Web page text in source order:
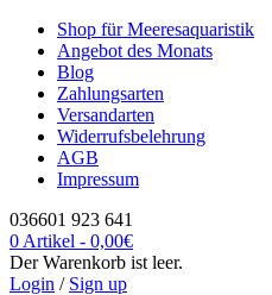
Shop für Meeresaquaristik
Angebot des Monats
Blog
Zahlungsarten
Versandarten
Widerrufsbelehrung
AGB
Impressum
036601 923 641
0 Artikel - 0,00€
Der Warenkorb ist leer.
Login / Sign up